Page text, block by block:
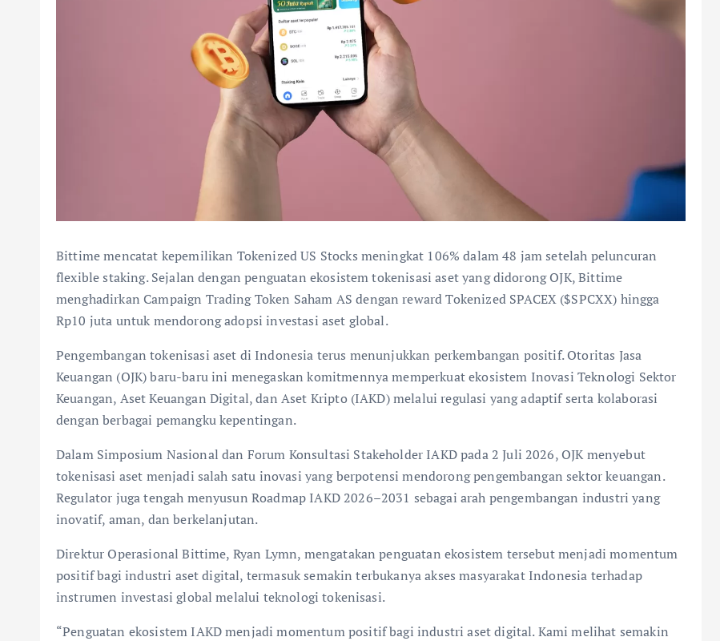
Bittime mencatat kepemilikan Tokenized US Stocks meningkat 106% dalam 48 jam setelah peluncuran
flexible staking. Sejalan dengan penguatan ekosistem tokenisasi aset yang didorong OJK, Bittime
menghadirkan Campaign Trading Token Saham AS dengan reward Tokenized SPACEX ($SPCXX) hingga
Rp10 juta untuk mendorong adopsi investasi aset global.
Pengembangan tokenisasi aset di Indonesia terus menunjukkan perkembangan positif. Otoritas Jasa
Keuangan (OJK) baru-baru ini menegaskan komitmennya memperkuat ekosistem Inovasi Teknologi Sektor
Keuangan, Aset Keuangan Digital, dan Aset Kripto (IAKD) melalui regulasi yang adaptif serta kolaborasi
dengan berbagai pemangku kepentingan.
Dalam Simposium Nasional dan Forum Konsultasi Stakeholder IAKD pada 2 Juli 2026, OJK menyebut
tokenisasi aset menjadi salah satu inovasi yang berpotensi mendorong pengembangan sektor keuangan.
Regulator juga tengah menyusun Roadmap IAKD 2026–2031 sebagai arah pengembangan industri yang
inovatif, aman, dan berkelanjutan.
Direktur Operasional Bittime, Ryan Lymn, mengatakan penguatan ekosistem tersebut menjadi momentum
positif bagi industri aset digital, termasuk semakin terbukanya akses masyarakat Indonesia terhadap
instrumen investasi global melalui teknologi tokenisasi.
“Penguatan ekosistem IAKD menjadi momentum positif bagi industri aset digital. Kami melihat semakin